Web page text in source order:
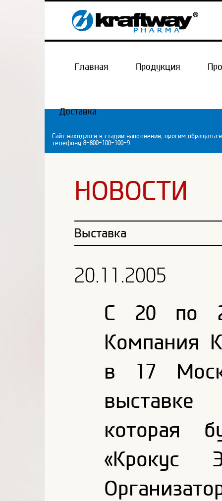
Главная Продукция
Доставка
Сайт находится в стадии наполнения, просим
телефону 8-800-100-100-9
НОВОСТИ
Выставка
20.11.2005
С 20 по
Компания
в 17
выставке
которая
«Крокус